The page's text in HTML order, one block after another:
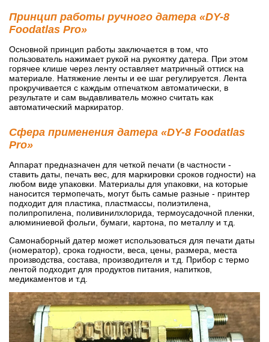
Принцип работы ручного датера «DY-8
Foodatlas Pro»
Основной принцип работы заключается в том, что
пользователь нажимает рукой на рукоятку датера. При этом
горячее клише через ленту оставляет матричный оттиск на
материале. Натяжение ленты и ее шаг регулируется. Лента
прокручивается с каждым отпечатком автоматически, в
результате и сам выдавливатель можно считать как
автоматический маркиратор.
Сфера применения датера «DY-8 Foodatlas
Pro»
Аппарат предназначен для четкой печати (в частности -
ставить даты, печать вес, для маркировки сроков годности) на
любом виде упаковки. Материалы для упаковки, на которые
наносится термопечать, могут быть самые разные - принтер
подходит для пластика, пластмассы, полиэтилена,
полипропилена, поливинилхлорида, термоусадочной пленки,
алюминиевой фольги, бумаги, картона, по металлу и т.д.
Самонаборный датер может использоваться для печати даты
(номератор), срока годности, веса, цены, размера, места
производства, состава, производителя и т.д. Прибор с термо
лентой подходит для продуктов питания, напитков,
медикаментов и т.д.